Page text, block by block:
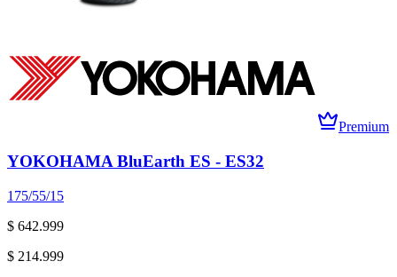
Premium
YOKOHAMA BluEarth ES - ES32
175/55/15
$ 642.999
$ 214.999